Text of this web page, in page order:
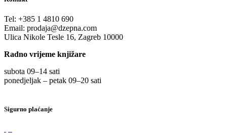
Tel: +385 1 4810 690
Email: prodaja@dzepna.com
Ulica Nikole Tesle 16, Zagreb 10000
Radno vrijeme knjižare
subota 09–14 sati
ponedjeljak – petak 09–20 sati
Sigurno plaćanje